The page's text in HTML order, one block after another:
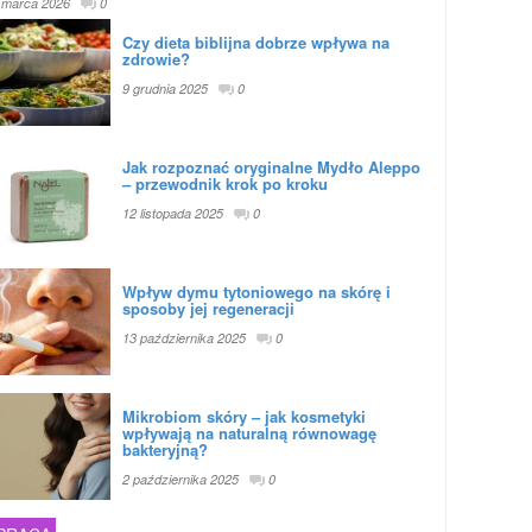
Czy dieta biblijna dobrze wpływa na
zdrowie?
9 grudnia 2025 0
Jak rozpoznać oryginalne Mydło Aleppo
– przewodnik krok po kroku
12 listopada 2025 0
Wpływ dymu tytoniowego na skórę i
sposoby jej regeneracji
13 października 2025 0
Mikrobiom skóry – jak kosmetyki
wpływają na naturalną równowagę
bakteryjną?
2 października 2025 0